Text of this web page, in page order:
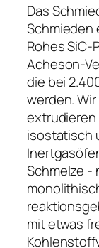
Das
Schmieden
Rohes SiC-
Acheson-
die bei
werden.
extrudieren
isostatisch
Schmelze -
mit etwas